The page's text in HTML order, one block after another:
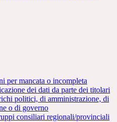
per mancata o incompleta
dei dati da parte dei titolari
politici, di amministrazione, di
o di governo
consiliari regionali/provinciali